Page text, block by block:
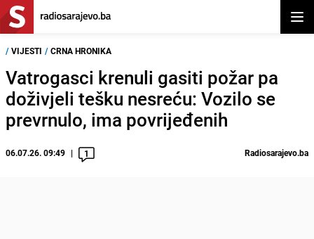
/ VIJESTI / CRNA HRONIKA
Vatrogasci krenuli gasiti požar pa
doživjeli tešku nesreću: Vozilo se
prevrnulo, ima povrijeđenih
06.07.26. 09:49 1 Radiosarajevo.ba